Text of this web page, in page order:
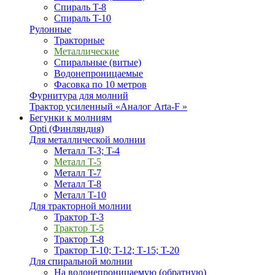
Спираль T-8
Спираль T-10
Рулонные
Тракторные
Металлические
Спиральные (витые)
Водонепроницаемые
Фасовка по 10 метров
Фурнитура для молний
Трактор усиленный «Аналог Arta-F »
Бегунки к молниям
Opti (Финляндия)
Для металлической молнии
Металл T-3; T-4
Металл T-5
Металл T-7
Металл T-8
Металл T-10
Для тракторной молнии
Трактор T-3
Трактор T-5
Трактор T-8
Трактор T-10; T-12; Т-15; T-20
Для спиральной молнии
На водонепроницаемую (обратную)